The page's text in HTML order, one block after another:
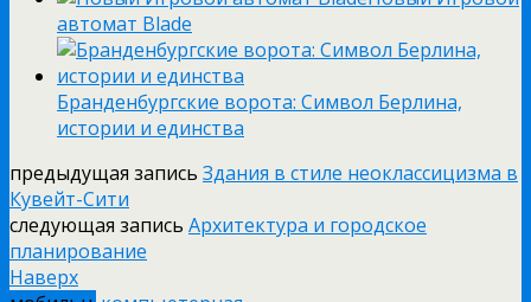
автомат Blade
Бранденбургские ворота: Символ Берлина,
истории и единства
предыдущая запись Здания в стиле неоклассицизма в
Кувейт-Сити
следующая запись Архитектура и городское
планирование
Наверх